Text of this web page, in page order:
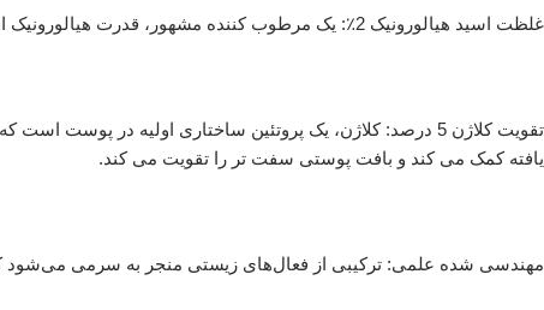
غلظت اسید هیالورونیک 2٪: یک مرطوب کننده مشهور، قدرت هیالورونیک اسید در قابلیت های بی نظیر آن در حفظ رطوبت نهفته است که منجر به حجیم شدن پوست و کاهش چشمگیر خطوط ریز می شود.
یافته کمک می کند و بافت پوستی سفت تر را تقویت می کند.
مهندسی شده علمی: ترکیبی از فعال‌های زیستی منجر به سرمی می‌شود